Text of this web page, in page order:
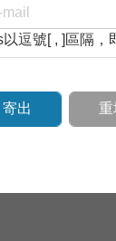
逗號[ , ]區隔，